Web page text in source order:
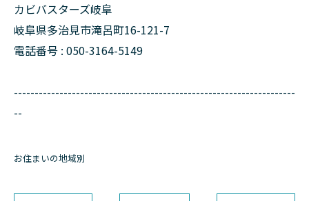
カビバスターズ岐阜
岐阜県多治見市滝呂町16-121-7
電話番号 : 050-3164-5149
--------------------------------------------------------------------
--
お住まいの地域別